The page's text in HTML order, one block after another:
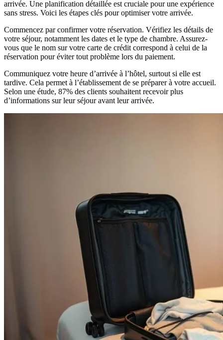
arrivée. Une planification détaillée est cruciale pour une expérience
sans stress. Voici les étapes clés pour optimiser votre arrivée.
Commencez par confirmer votre réservation. Vérifiez les détails de
votre séjour, notamment les dates et le type de chambre. Assurez-
vous que le nom sur votre carte de crédit correspond à celui de la
réservation pour éviter tout problème lors du paiement.
Communiquez votre heure d’arrivée à l’hôtel, surtout si elle est
tardive. Cela permet à l’établissement de se préparer à votre accueil.
Selon une étude, 87% des clients souhaitent recevoir plus
d’informations sur leur séjour avant leur arrivée.